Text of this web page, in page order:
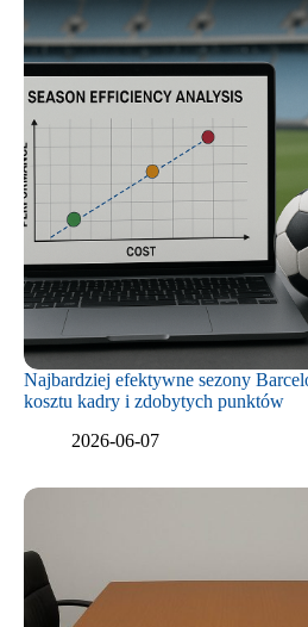
Najbardziej efektywne sezony
kosztu kadry i zdobytych punktów
2026-06-07